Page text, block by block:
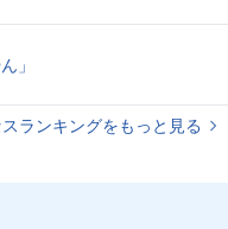
」
ランキングをもっと見る